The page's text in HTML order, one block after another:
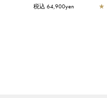
税込 64,900yen ★